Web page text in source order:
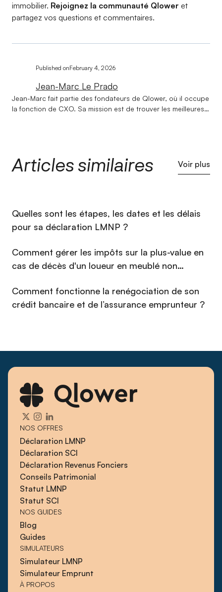
immobilier. Rejoignez la communauté Qlower et
partagez vos questions et commentaires.
Published onFebruary 4, 2026
Jean-Marc Le Prado
Jean-Marc fait partie des fondateurs de Qlower, où il occupe
la fonction de CXO. Sa mission est de trouver les meilleures
au Crédit Lyonnais puis au CCF (devenu HSBC) où Il a
occupé des fonctions variées : Gestionnaire de Patrimoine,
accompagné un millier d’investissements au cours de ces 20
dernières années.
Articles similaires Voir plus
⁠Quelles sont les étapes, les dates et les délais
pour sa déclaration LMNP ?
Comment gérer les impôts sur la plus-value en
cas de décès d'un loueur en meublé non
Comment fonctionne la renégociation de son
crédit bancaire et de l’assurance emprunteur ?
NOS OFFRES
Déclaration LMNP
Déclaration SCI
Déclaration Revenus Fonciers
Conseils Patrimonial
Statut LMNP
Statut SCI
NOS GUIDES
Blog
Guides
SIMULATEURS
Simulateur LMNP
Simulateur Emprunt
À PROPOS